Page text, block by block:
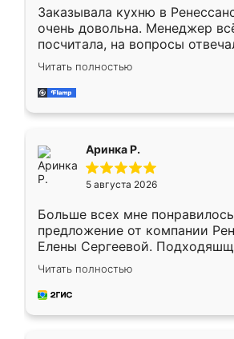
Заказывала кухню в
очень довольна. Менеджер
посчитала, на вопросы
Замерщик приехал в субботу,
делу со всей
за день, ребята работали
Читать полностью
Аринка Р.
5 августа 2026
Больше всех мне понравилось
предложение от компании
Елены Сергеевой.
короткие сроки
для замера сотрудник
предложил по моему эскизу
Читать полностью